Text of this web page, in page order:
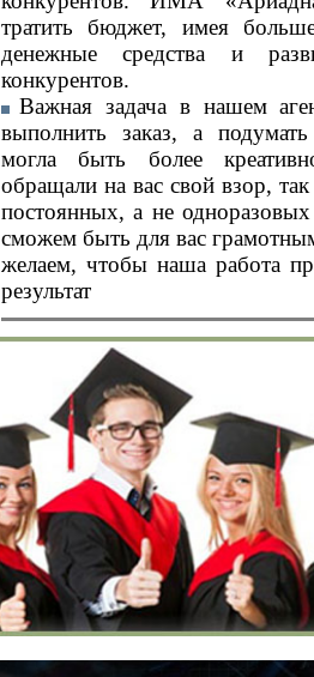
тратить бюджет, имея
денежные средства и
конкурентов.
Важная задача в нашем
выполнить заказ, а
могла быть более
обращали на вас свой взор,
постоянных, а не
сможем быть для вас
желаем, чтобы наша работа
результат